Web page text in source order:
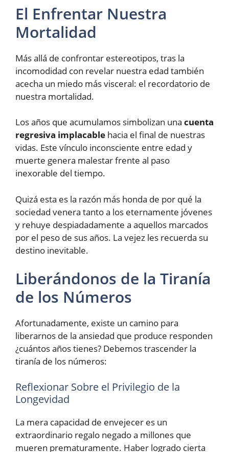
El Enfrentar Nuestra
Mortalidad
Más allá de confrontar estereotipos, tras la
incomodidad con revelar nuestra edad también
acecha un miedo más visceral: el recordatorio de
nuestra mortalidad.
Los años que acumulamos simbolizan una cuenta
regresiva implacable hacia el final de nuestras
vidas. Este vínculo inconsciente entre edad y
muerte genera malestar frente al paso
inexorable del tiempo.
Quizá esta es la razón más honda de por qué la
sociedad venera tanto a los eternamente jóvenes
y rehuye despiadadamente a aquellos marcados
por el peso de sus años. La vejez les recuerda su
destino inevitable.
Liberándonos de la Tiranía
de los Números
Afortunadamente, existe un camino para
liberarnos de la ansiedad que produce responden
¿cuántos años tienes? Debemos trascender la
tiranía de los números:
Reflexionar Sobre el Privilegio de la
Longevidad
La mera capacidad de envejecer es un
extraordinario regalo negado a millones que
mueren prematuramente. Haber logrado cierta